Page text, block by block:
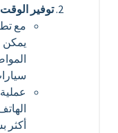
توفير الوقت
مع
يمكن
أكثر